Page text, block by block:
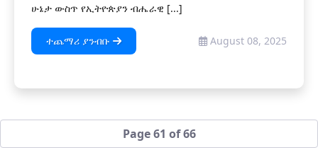
ሁኔታ ውስጥ የኢትዮጵያን ብሔራዊ [...]
ተጨማሪ ያንብቡ August 08, 2025
Page 61 of 66